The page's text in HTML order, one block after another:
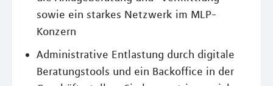
sowie ein starkes Netzwerk im MLP-
Konzern
Administrative Entlastung durch digitale
Beratungstools und ein Backoffice in der